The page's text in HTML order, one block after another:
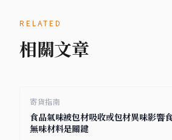
RELATED
相關文章
寄貨指南
食品氣味被包材吸收或包材異味影響
無味材料是關鍵